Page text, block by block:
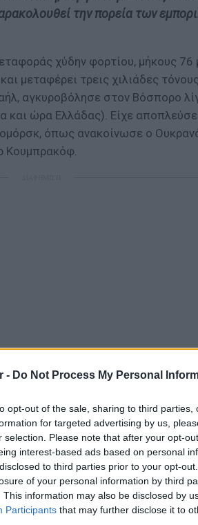
- Do Not Process My Personal
opt-out of the sale, sharing to third
for targeted advertising by us,
selection. Please note that after your opt-
interest-based ads based on personal
to third parties prior to your opt-
of your personal information by third
This information may also be disclosed by
Participants that may further disclose it to
την πορεία των
χύδην φορτίου, μήκους 76
μεταφέρει τρεις χιλιάδες τόνους
αγκυροβόλησε στον Βόσπορο
και ώρα Ελλάδας). Είχε
όπως ανακοίνωσε ο
Κουμπρακόφ.
από τη συμφωνία της